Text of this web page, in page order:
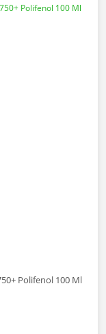
Polifenol 100 Ml